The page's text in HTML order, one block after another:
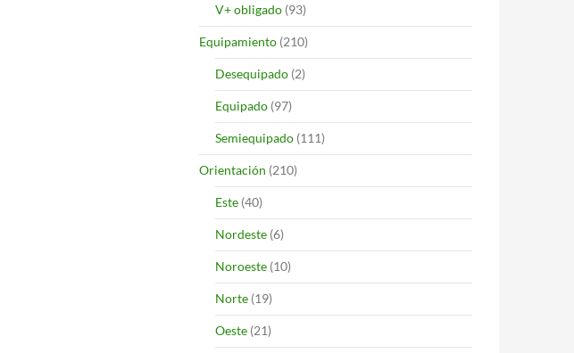
V+ obligado (93)
Equipamiento (210)
Desequipado (2)
Equipado (97)
Semiequipado (111)
Orientación (210)
Este (40)
Nordeste (6)
Noroeste (10)
Norte (19)
Oeste (21)